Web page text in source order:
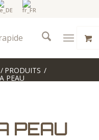
/ PRODUITS /
PEAU
PEAU